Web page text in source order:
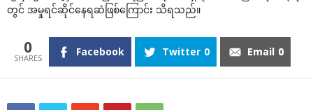
တွင် အမှုရင်ဆိုင်‌နေရဆဲဖြစ်‌ကြောင်း သိရသည်။
0 Facebook Twitter 0 Email 0